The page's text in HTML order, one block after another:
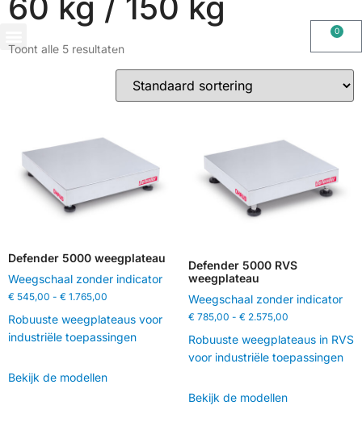
0
Toont alle 5 resultaten
Defender 5000 weegplateau
Weegschaal zonder indicator
€ 545,00 - € 1.765,00
Robuuste weegplateaus voor
industriële toepassingen
Bekijk de modellen
Defender 5000 RVS
weegplateau
Weegschaal zonder indicator
€785,00 - €2.575,00
Robuuste weegplateaus in RVS
voor industriële toepassingen
Bekijk de modellen